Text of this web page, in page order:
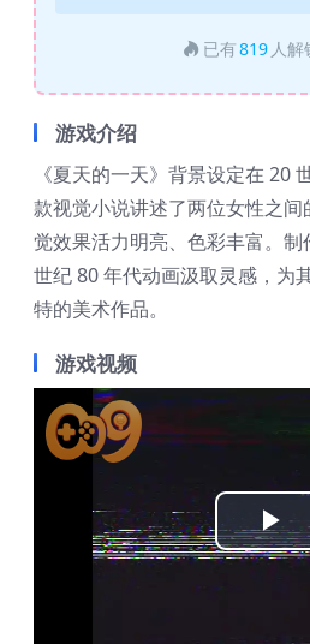
已有819 人解
游戏介绍
《夏天的一天》背景设定在 20
款视觉小说讲述了两位女性之
觉效果活力明亮、色彩丰富。
世纪 80 年代动画汲取灵感，为
特的美术作品。
游戏视频